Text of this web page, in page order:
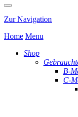
Zur Navigation
Home Menu
Shop
B-
C-